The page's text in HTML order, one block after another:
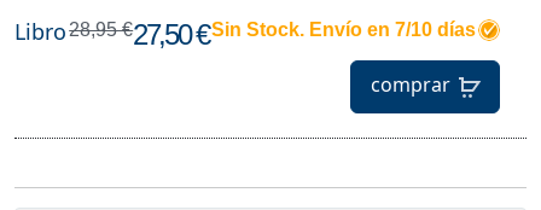
Libro28,95 €27,50 €Sin Stock. Envío en 7/10 días
comprar